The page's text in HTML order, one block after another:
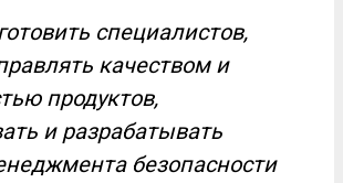
специалистов,
качеством и
продуктов,
и разрабатывать
безопасности